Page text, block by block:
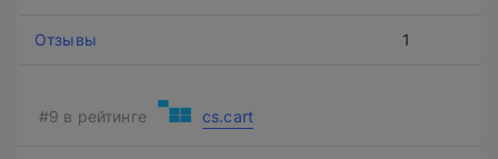
1
cs.cart